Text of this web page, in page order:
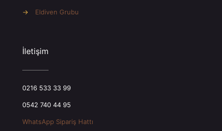
→ Eldiven Grubu
İletişim
0216 533 33 99
0542 740 44 95
WhatsApp Sipariş Hattı